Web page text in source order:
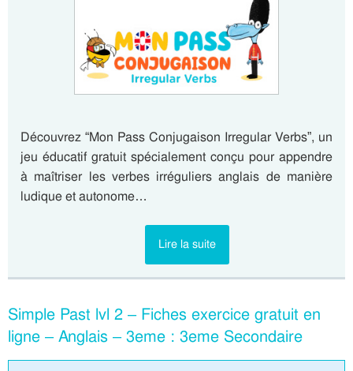
Découvrez “Mon Pass Conjugaison Irregular Verbs”, un
jeu éducatif gratuit spécialement conçu pour appendre
à maîtriser les verbes irréguliers anglais de manière
ludique et autonome…
Lire la suite
Simple Past lvl 2 – Fiches exercice gratuit en
ligne – Anglais – 3eme : 3eme Secondaire